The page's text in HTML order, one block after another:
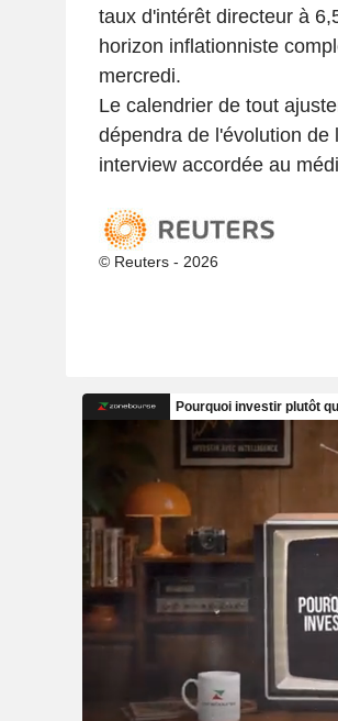
taux d'intérêt directeur à
horizon inflationniste
mercredi.
Le calendrier de tout
dépendra de l'évolution
interview accordée au
© Reuters - 2026